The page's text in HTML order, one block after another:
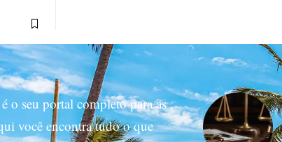
é o seu portal completo para as
você encontra tudo o que